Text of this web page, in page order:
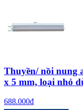
Thuyền/ nồi nung
x 5 mm, loại nhỏ
688.000đ